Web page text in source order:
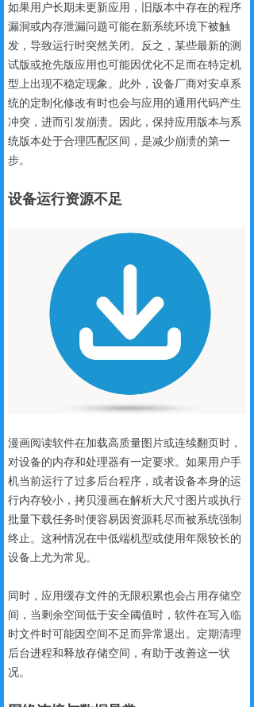
如果用户长期未更新应用，旧版本中存在的程序
漏洞或内存泄漏问题可能在新系统环境下被触
发，导致运行时突然关闭。反之，某些最新的测
试版或抢先版应用也可能因优化不足而在特定机
型上出现不稳定现象。此外，设备厂商对安卓系
统的定制化修改有时也会与应用的通用代码产生
冲突，进而引发崩溃。因此，保持应用版本与系
统版本处于合理匹配区间，是减少崩溃的第一
步。
设备运行资源不足
漫画阅读软件在加载高质量图片或连续翻页时，
对设备的内存和处理器有一定要求。如果用户手
机当前运行了过多后台程序，或者设备本身的运
行内存较小，拷贝漫画在解析大尺寸图片或执行
批量下载任务时便容易因资源耗尽而被系统强制
终止。这种情况在中低端机型或使用年限较长的
设备上尤为常见。
同时，应用缓存文件的无限积累也会占用存储空
间，当剩余空间低于安全阈值时，软件在写入临
时文件时可能因空间不足而异常退出。定期清理
后台进程和释放存储空间，有助于改善这一状
况。